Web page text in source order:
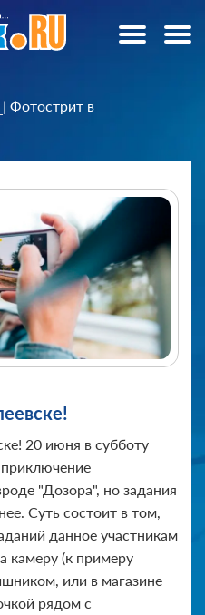
| Фотострит в
20 июня в субботу
"Дозора", но задания
Суть состоит в том,
данное участникам
камеру (к примеру
или в магазине
рядом с